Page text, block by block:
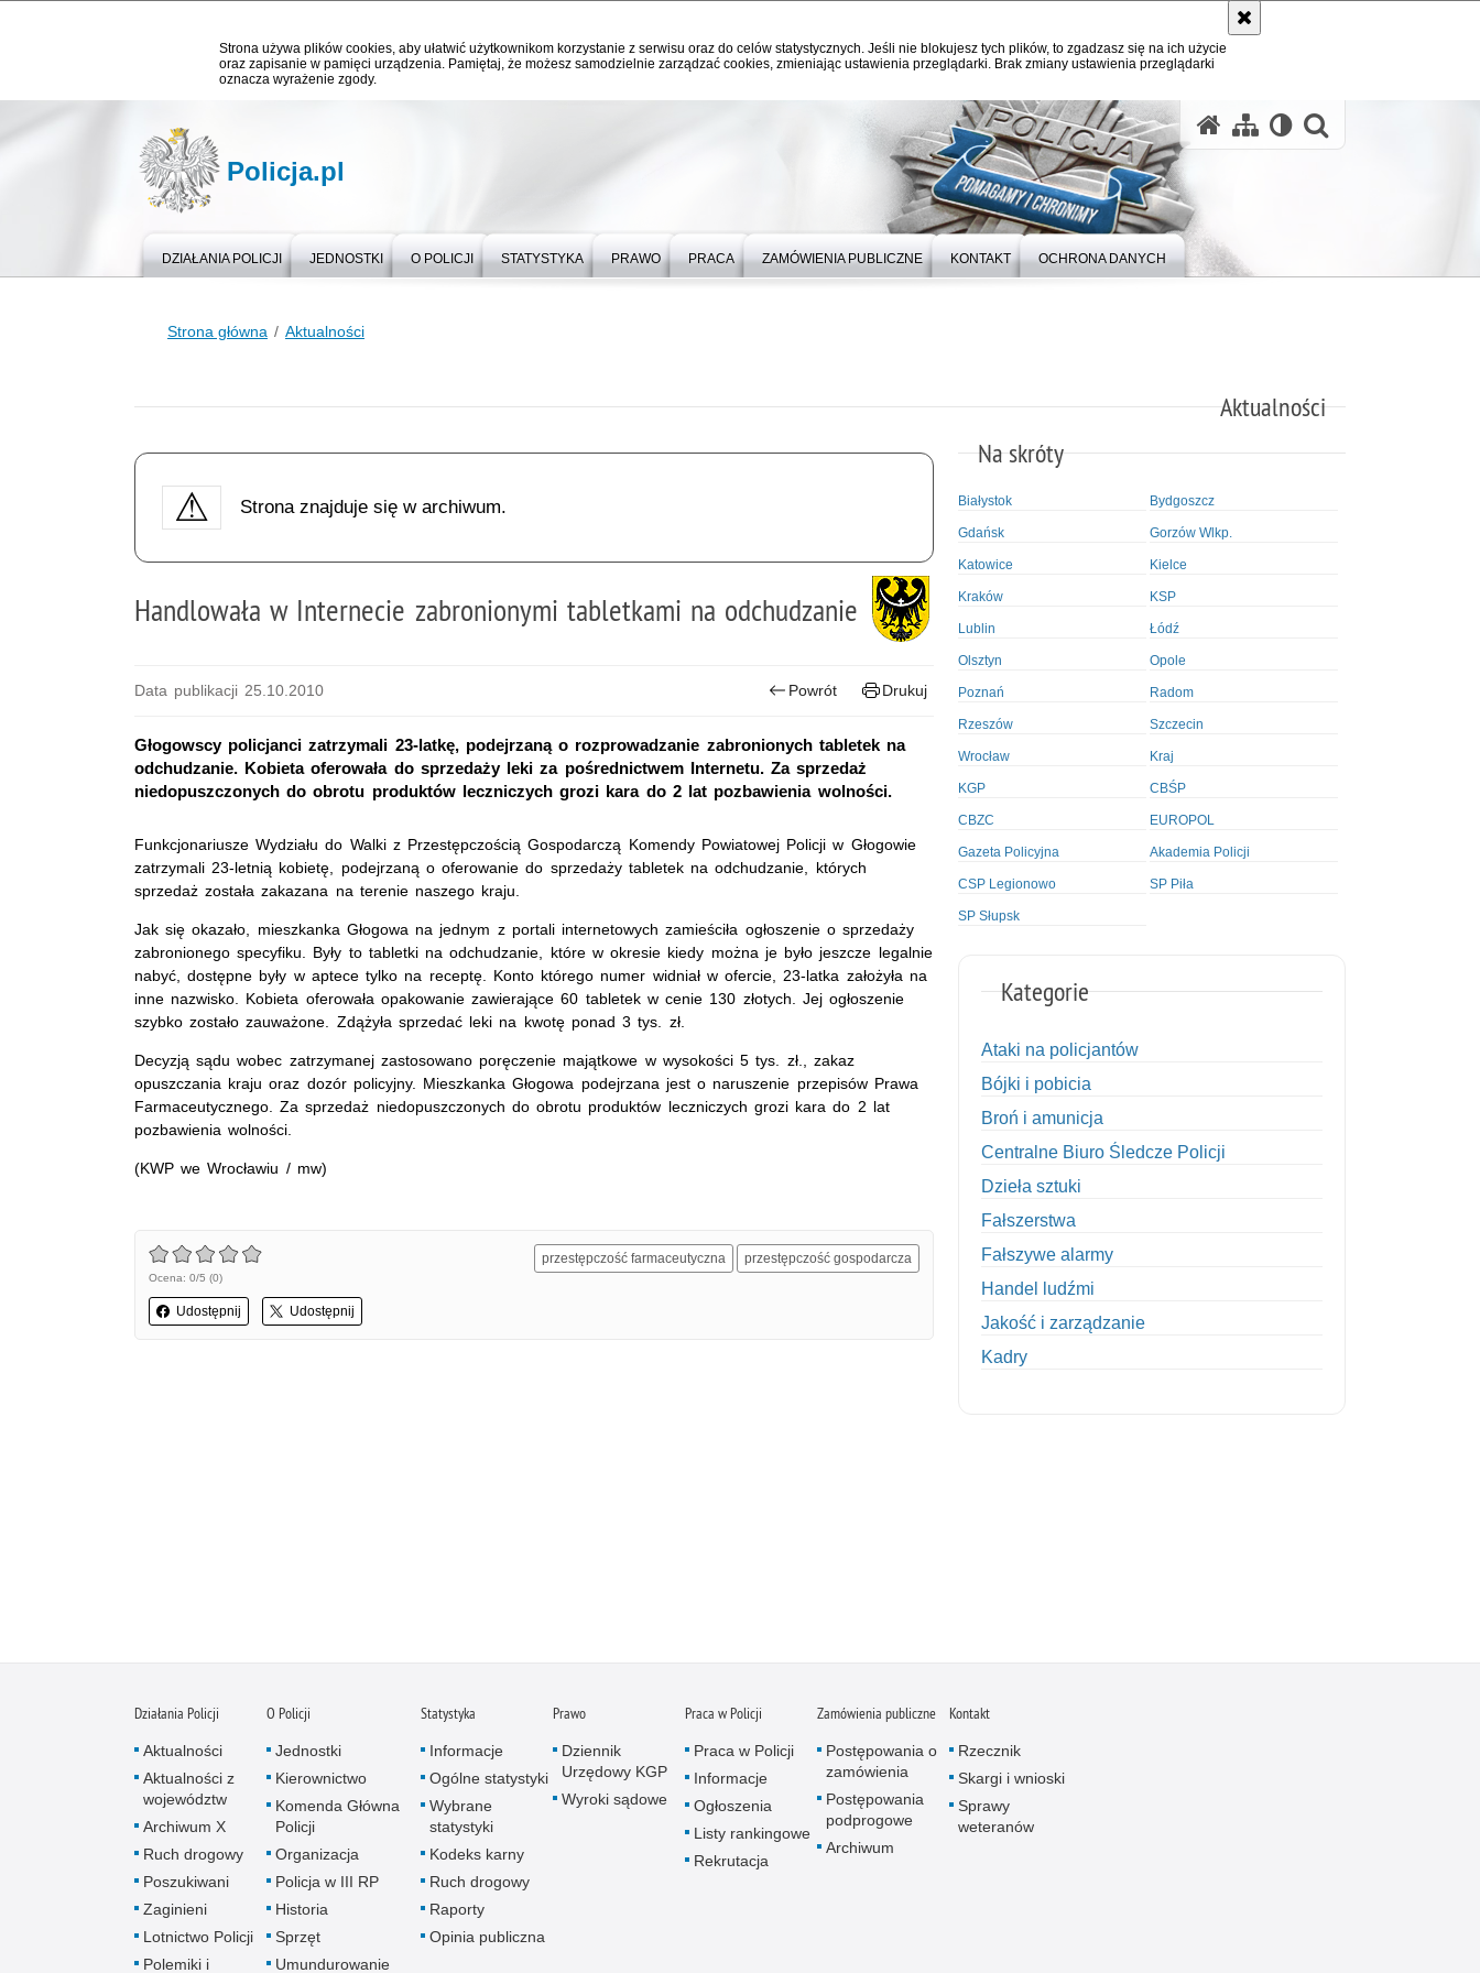
Strona używa plików cookies, aby ułatwić użytkownikom korzystanie z serwisu oraz do celów statystycznych. Jeśli nie blokujesz tych plików, to zgadzasz się na ich użycie
oraz zapisanie w pamięci urządzenia. Pamiętaj, że możesz samodzielnie zarządzać cookies, zmieniając ustawienia przeglądarki. Brak zmiany ustawienia przeglądarki
oznacza wyrażenie zgody.
Policja.pl
DZIAŁANIA POLICJI JEDNOSTKI O POLICJI STATYSTYKA PRAWO PRACA ZAMÓWIENIA PUBLICZNE KONTAKT OCHRONA DANYCH
Strona główna Aktualności
Aktualności
Strona znajduje się w archiwum.
Handlowała w Internecie zabronionymi tabletkami na odchudzanie
Data publikacji 25.10.2010 Powrót Drukuj
Głogowscy policjanci zatrzymali 23-latkę, podejrzaną o rozprowadzanie zabronionych tabletek na
odchudzanie. Kobieta oferowała do sprzedaży leki za pośrednictwem Internetu. Za sprzedaż
niedopuszczonych do obrotu produktów leczniczych grozi kara do 2 lat pozbawienia wolności.
Funkcjonariusze Wydziału do Walki z Przestępczością Gospodarczą Komendy Powiatowej Policji w Głogowie
zatrzymali 23-letnią kobietę, podejrzaną o oferowanie do sprzedaży tabletek na odchudzanie, których
sprzedaż została zakazana na terenie naszego kraju.
Jak się okazało, mieszkanka Głogowa na jednym z portali internetowych zamieściła ogłoszenie o sprzedaży
zabronionego specyfiku. Były to tabletki na odchudzanie, które w okresie kiedy można je było jeszcze legalnie
nabyć, dostępne były w aptece tylko na receptę. Konto którego numer widniał w ofercie, 23-latka założyła na
inne nazwisko. Kobieta oferowała opakowanie zawierające 60 tabletek w cenie 130 złotych. Jej ogłoszenie
szybko zostało zauważone. Zdążyła sprzedać leki na kwotę ponad 3 tys. zł.
Decyzją sądu wobec zatrzymanej zastosowano poręczenie majątkowe w wysokości 5 tys. zł., zakaz
opuszczania kraju oraz dozór policyjny. Mieszkanka Głogowa podejrzana jest o naruszenie przepisów Prawa
Farmaceutycznego. Za sprzedaż niedopuszczonych do obrotu produktów leczniczych grozi kara do 2 lat
pozbawienia wolności.
(KWP we Wrocławiu / mw)
Ocena: 0/5 (0)
Udostępnij Udostępnij
przestępczość farmaceutyczna przestępczość gospodarcza
Na skróty
Białystok Bydgoszcz
Gdańsk Gorzów Wlkp.
Katowice Kielce
Kraków KSP
Lublin Łódź
Olsztyn Opole
Poznań Radom
Rzeszów Szczecin
Wrocław Kraj
KGP CBŚP
CBZC EUROPOL
Gazeta Policyjna Akademia Policji
CSP Legionowo SP Piła
SP Słupsk
Kategorie
Ataki na policjantów
Bójki i pobicia
Broń i amunicja
Centralne Biuro Śledcze Policji
Dzieła sztuki
Fałszerstwa
Fałszywe alarmy
Handel ludźmi
Jakość i zarządzanie
Kadry
Nietrzeźwi kierujący
Nietrzeźwi opiekunowie
Działania Policji
Aktualności
Aktualności z
województw
Archiwum X
Ruch drogowy
Poszukiwani
Zaginieni
Lotnictwo Policji
Polemiki i
O Policji
Jednostki
Kierownictwo
Komenda Główna
Policji
Organizacja
Policja w III RP
Historia
Sprzęt
Umundurowanie
Statystyka
Informacje
Ogólne statystyki
Wybrane
statystyki
Kodeks karny
Ruch drogowy
Raporty
Opinia publiczna
Prawo
Dziennik
Urzędowy KGP
Wyroki sądowe
Praca w Policji
Praca w Policji
Informacje
Ogłoszenia
Listy rankingowe
Rekrutacja
Zamówienia publiczne
Postępowania o
zamówienia
Postępowania
podprogowe
Archiwum
Kontakt
Rzecznik
Skargi i wnioski
Sprawy
weteranów